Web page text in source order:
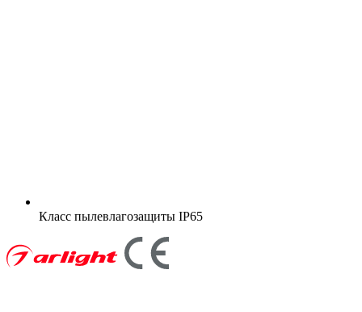
Класс пылевлагозащиты IP65